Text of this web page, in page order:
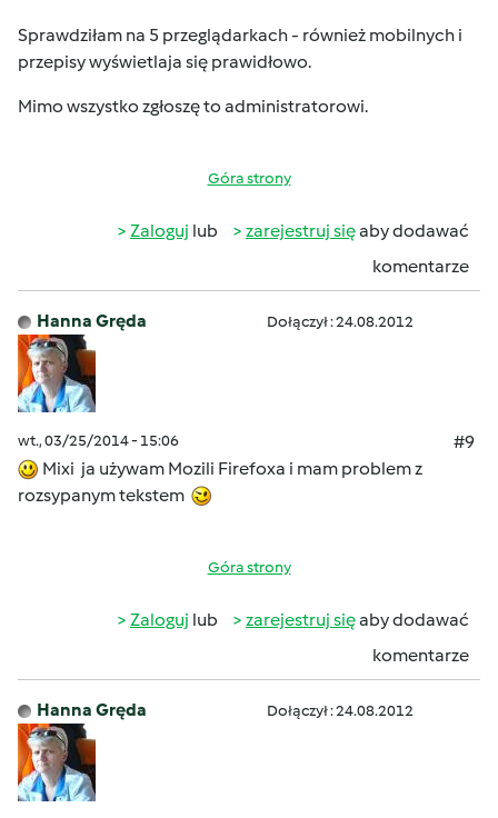
Sprawdziłam na 5 przeglądarkach - również mobilnych i
przepisy wyświetlaja się prawidłowo.
Mimo wszystko zgłoszę to administratorowi.
Góra strony
Zaloguj lub zarejestruj sięaby dodawać
komentarze
Hanna Gręda Dołączył : 24.08.2012
wt., 03/25/2014 - 15:06
#9
Mixi ja używam Mozili Firefoxa i mam problem z
rozsypanym tekstem
Góra strony
Zaloguj lub zarejestruj sięaby dodawać
komentarze
Hanna Gręda Dołączył : 24.08.2012